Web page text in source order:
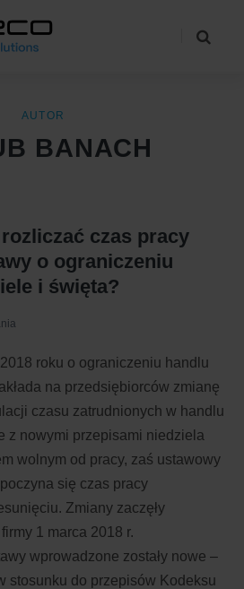
AUTOR
BANACH
czas pracy
o ograniczeniu
i święta?
roku o ograniczeniu handlu
na przedsiębiorców zmianę
czasu zatrudnionych w handlu
z nowymi przepisami niedziela
wolnym od pracy, zaś ustawowy
się czas pracy
Zmiany zaczęły
1 marca 2018 r.
wprowadzone zostały nowe –
stosunku do przepisów Kodeksu